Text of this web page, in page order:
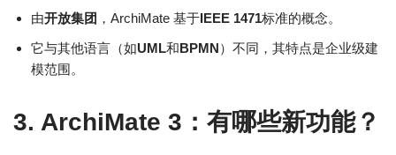
由开放集团 ，ArchiMate 基于IEEE 1471标准的概念。
它与其他语言（如UML和BPMN）不同，其特点是企业级建
模范围。
3. ArchiMate 3：有哪些新功能？